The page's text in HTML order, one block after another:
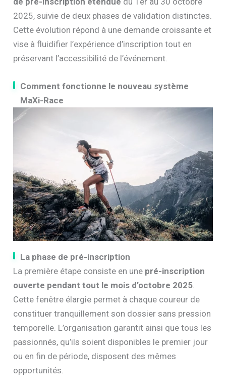
2025, suivie de deux phases de validation distinctes.
Cette évolution répond à une demande croissante et
vise à fluidifier l’expérience d’inscription tout en
préservant l’accessibilité de l’événement.
Comment fonctionne le nouveau système
MaXi-Race
La phase de pré-inscription
La première étape consiste en une pré-inscription
ouverte pendant tout le mois d’octobre 2025
Cette fenêtre élargie permet à chaque coureur de
constituer tranquillement son dossier sans pression
temporelle. L’organisation garantit ainsi que tous les
passionnés, qu’ils soient disponibles le premier jour
ou en fin de période, disposent des mêmes
opportunités.